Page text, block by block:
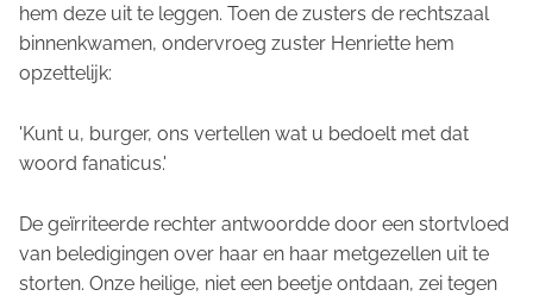
hem deze uit te leggen. Toen de zusters de rechtszaal
binnenkwamen, ondervroeg zuster Henriette hem
opzettelijk:
'Kunt u, burger, ons vertellen wat u bedoelt met dat
woord fanaticus.'
De geïrriteerde rechter antwoordde door een stortvloed
van beledigingen over haar en haar metgezellen uit te
storten. Onze heilige, niet een beetje ontdaan, zei tegen